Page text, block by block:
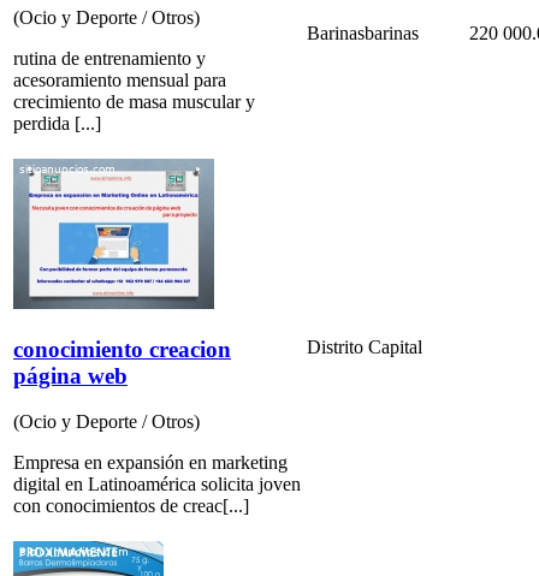
(Ocio y Deporte / Otros)
rutina de entrenamiento y
acesoramiento mensual para
crecimiento de masa muscular y
perdida [...]
Barinasbarinas 220
conocimiento creacion
página web
(Ocio y Deporte / Otros)
Empresa en expansión en marketing
digital en Latinoamérica solicita joven
con conocimientos de creac[...]
Distrito Capital